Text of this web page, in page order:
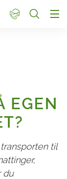
EGEN
til
du